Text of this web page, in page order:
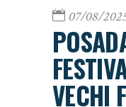
07/08/
VECHI